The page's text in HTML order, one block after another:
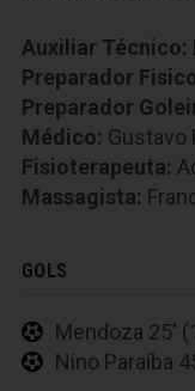
Auxiliar Técnico:
Preparador
Preparador
Médico: Gustavo
Fisioterapeuta:
Massagista:
GOLS
Mendoza 25'
Nino Paraíba